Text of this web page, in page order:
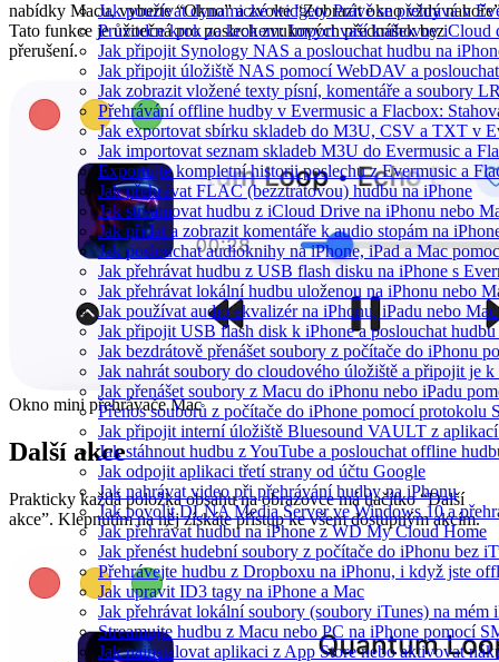
Jak používat dynamické widgety Právě se přehrává v
Průvodce krok za krokem: Import vaší knihovny iCloud
Jak připojit Synology NAS a poslouchat hudbu na
Jak připojit úložiště NAS pomocí WebDAV a
Jak zobrazit vložené texty písní, komentáře a soubory
Přehrávání offline hudby v Evermusic a Flacbox:
Jak exportovat sbírku skladeb do M3U, CSV a TXT v
Jak importovat seznam skladeb M3U do Evermusic a
Exportujte kompletní historii poslechu z Evermusic a
Jak přehrávat FLAC (bezztrátovou) hudbu na iPhone
Jak streamovat hudbu z iCloud Drive na iPhonu nebo
Jak přidat a zobrazit komentáře k audio stopám na
Jak poslouchat audioknihy na iPhone, iPad a Mac
Jak přehrávat hudbu z USB flash disku na iPhone s
Jak přehrávat lokální hudbu uloženou na iPhonu nebo
Jak používat audio ekvalizér na iPhonu, iPadu nebo
Jak připojit USB flash disk k iPhone a poslouchat
Jak bezdrátově přenášet soubory z počítače do iPhonu
Jak nahrát soubory do cloudového úložiště a připojit je
Jak přenášet soubory z Macu do iPhonu nebo iPadu
Přenos souborů z počítače do iPhone pomocí protokolu
Jak připojit interní úložiště Bluesound VAULT z
Jak stáhnout hudbu z YouTube a poslouchat offline
Jak odpojit aplikaci třetí strany od účtu Google
Jak nahrávat video při přehrávání hudby na iPhonu
Jak povolit DLNA Media Server ve Windows 10 a
Jak přehrávat hudbu na iPhone z WD My Cloud Home
Jak přenést hudební soubory z počítače do iPhonu bez
Přehrávejte hudbu z Dropboxu na iPhonu, i když jste
Jak upravit ID3 tagy na iPhone a Mac
Jak přehrávat lokální soubory (soubory iTunes) na mém
Streamujte hudbu z Macu nebo PC na iPhone pomocí
Jak nainstalovat aplikaci z App Store nebo aktivovat
nabídky Macu, vyberte “Okno” a zvolte “Zobrazit okno vždy
Tato funkce je užitečná pro poslech zvukových přednášek bez
přerušení.
Okno mini přehrávače Mac
Další akce
Prakticky každá položka obsahu na obrazovce má tlačítko “Další
akce”. Klepnutím na něj získáte přístup ke všem dostupným akcím.